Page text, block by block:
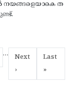
ത
… Next page
Next
›
Last
Last
»